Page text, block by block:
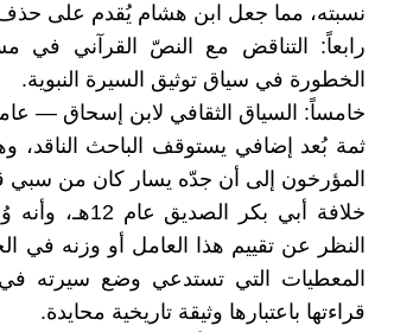
نسبته، مما جعل ابن هشام يُقدم على حذف
رابعاً: التناقض مع النصّ القرآني في
الخطورة في سياق توثيق السيرة النبوية.
خامساً: السياق الثقافي لابن إسحاق —
ثمة بُعد إضافي يستوقف الباحث الناقد،
المؤرخون إلى أن جدّه يسار كان من سبي
خلافة أبي بكر
النظر عن تقييم هذا العامل أو وزنه
المعطيات التي تستدعي وضع سيرته في
قراءتها باعتبارها وثيقة تاريخية محايدة.